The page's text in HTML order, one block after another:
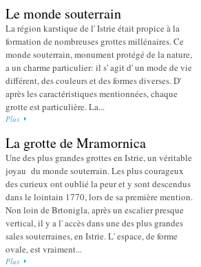
Le monde souterrain
La région karstique de l' Istrie était propice à la
formation de nombreuses grottes millénaires. Ce
monde souterrain, monument protégé de la nature,
a un charme particulier: il s' agit d' un mode de vie
différent, des couleurs et des formes diverses. D'
après les caractéristiques mentionnées, chaque
grotte est particulière. La...
Plus
La grotte de Mramornica
Une des plus grandes grottes en Istrie, un véritable
joyau du monde souterrain. Les plus courageux
des curieux ont oublié la peur et y sont descendus
dans le lointain 1770, lors de sa première mention.
Non loin de Brtonigla, après un escalier presque
vertical, il y a l' accès dans une des plus grandes
sales souterraines, en Istrie. L' espace, de forme
ovale, est vraiment...
Plus